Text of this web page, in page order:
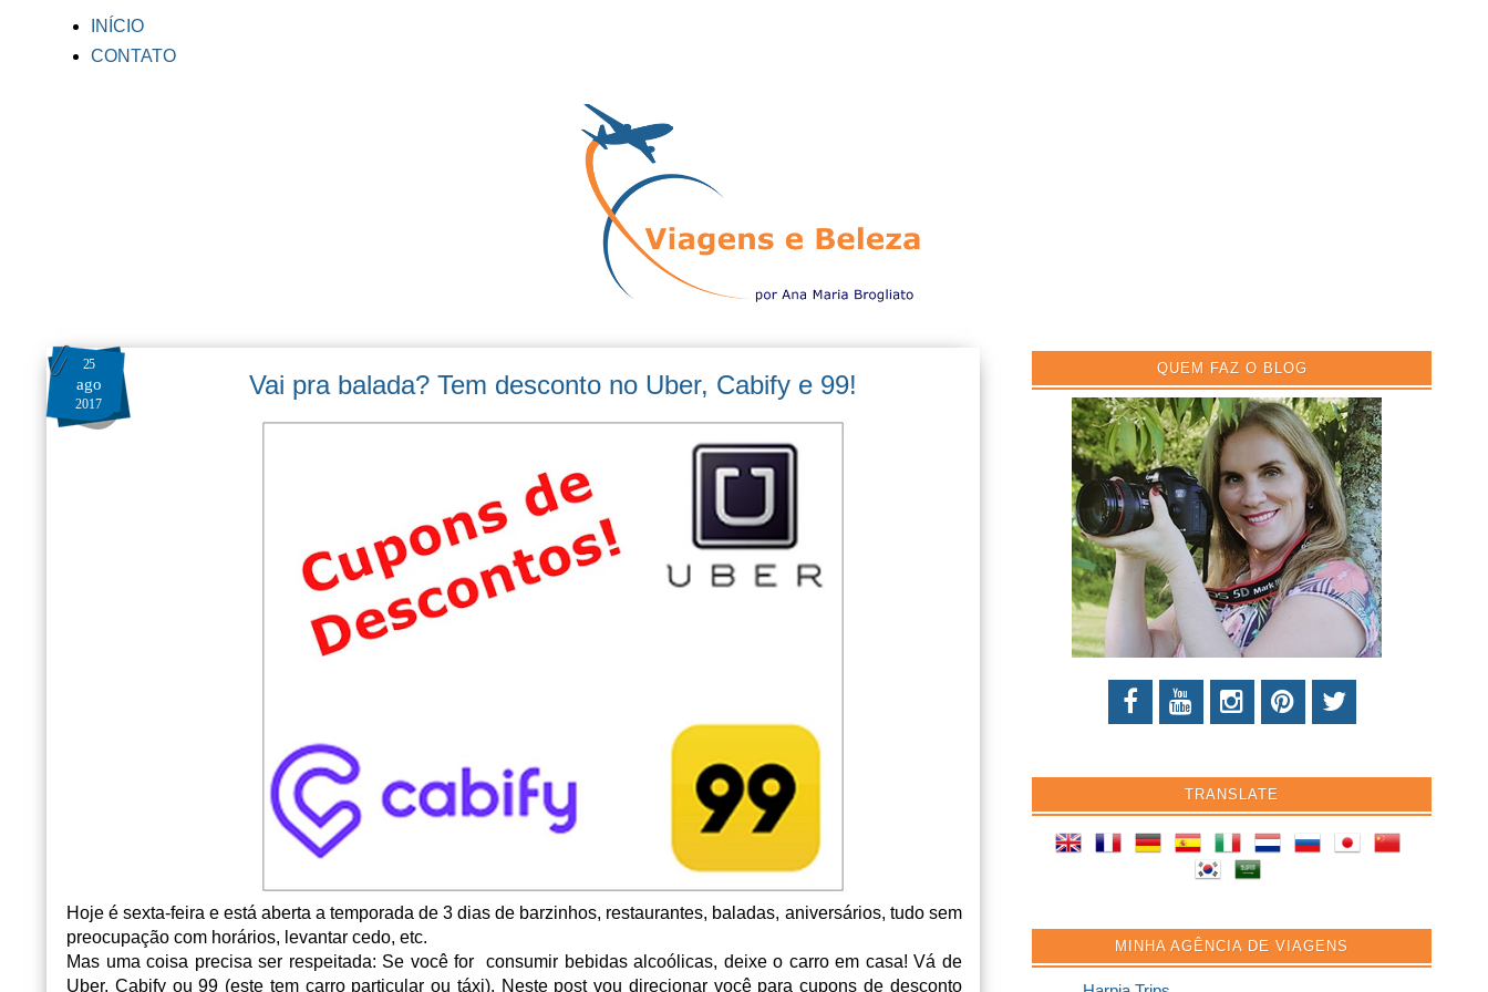
INÍCIO
CONTATO
25
ago
2017
Vai pra balada? Tem desconto no Uber, Cabify e 99!
Hoje é sexta-feira e está aberta a temporada de 3 dias de barzinhos, restaurantes, baladas, aniversários, tudo sem
preocupação com horários, levantar cedo, etc.
Mas uma coisa precisa ser respeitada: Se você for consumir bebidas alcoólicas, deixe o carro em casa! Vá de
Uber, Cabify ou 99 (este tem carro particular ou táxi). Neste post vou direcionar você para cupons de desconto
QUEM FAZ O BLOG
TRANSLATE
MINHA AGÊNCIA DE VIAGENS